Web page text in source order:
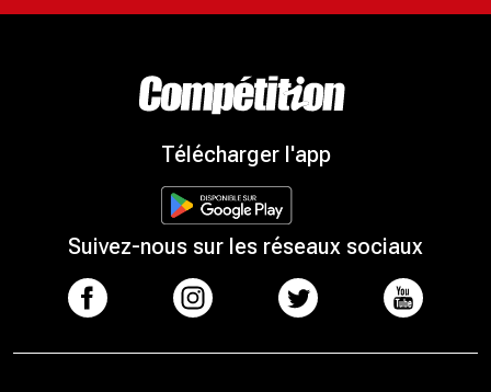
Télécharger l'app
Suivez-nous sur les réseaux sociaux